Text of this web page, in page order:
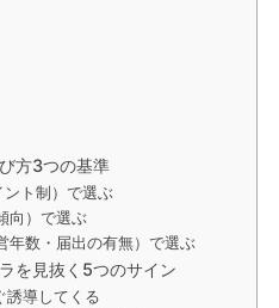
方3つの基準
ト制）で選ぶ
向）で選ぶ
年数・届出の有無）で選ぶ
を見抜く5つのサイン
誘導してくる